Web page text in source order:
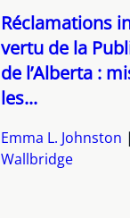
Réclamations
vertu de la
de l’Alberta :
les...
Emma L. Johnston
Wallbridge